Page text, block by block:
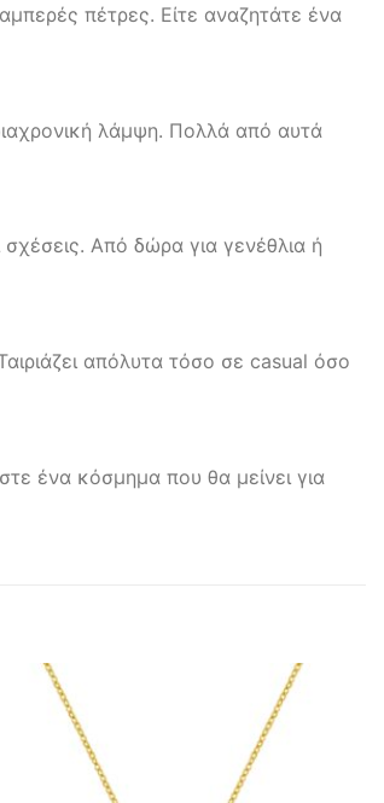
πέτρες. Είτε αναζητάτε ένα
λάμψη. Πολλά από αυτά
Από δώρα για γενέθλια ή
απόλυτα τόσο σε casual όσο
ένα κόσμημα που θα μείνει για